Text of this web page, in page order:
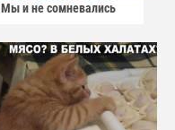
Мы и не сомневались